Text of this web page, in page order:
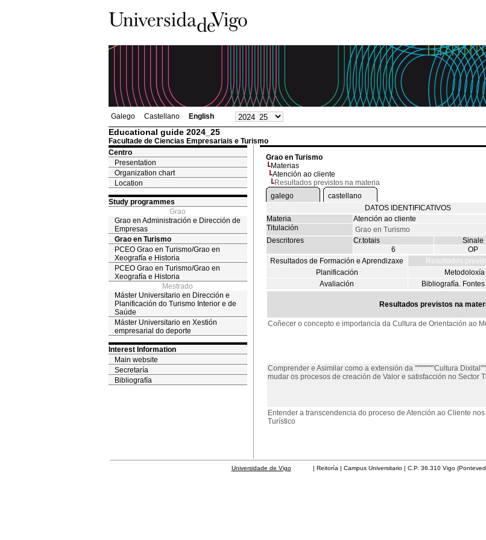
Galego Castellano English
Educational guide 2024_25
Facultade de Ciencias Empresariais e Turismo
Centro
Presentation
Organization chart
Location
Study programmes
Grao
Grao en Administración e Dirección de
Empresas
Grao en Turismo
PCEO Grao en Turismo/Grao en
Xeografía e Historia
PCEO Grao en Turismo/Grao en
Xeografía e Historia
Mestrado
Máster Universitario en Dirección e
Planificación do Turismo Interior e de
Saúde
Máster Universitario en Xestión
empresarial do deporte
Interest Information
Main website
Secretaría
Bibliografía
Grao en Turismo
Materias
Atención ao cliente
Resultados previstos na materia
galego
castellano
DATOS IDENTIFICATIVOS
Materia
Atención ao cliente
Titulación
Grao en Turismo
Descritores
Cr.totais Sinale
6
OP
Resultados de Formación e Aprendizaxe
Resultados
Planificación
Avaliación
Bibliografía.
Resultados previstos na
Coñecer o concepto e importancia da Cultura de Orientación ao
Comprender e Asimilar como a extensión da """"""""Cultura
mudar os procesos de creación de Valor e satisfacción no Sector
Entender a transcendencia do proceso de Atención ao Cliente
Turístico
Universidade de Vigo| Reitoría | Campus Universitario | C.P. 36.310 Vigo